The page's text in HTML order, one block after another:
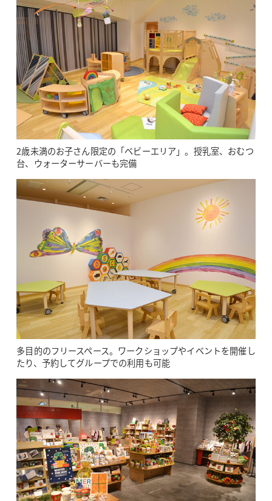
2歳未満のお子さん限定の「ベビーエリア」。授乳室、おむつ
台、ウォーターサーバーも完備
多目的のフリースペース。ワークショップやイベントを開催し
たり、予約してグループでの利用も可能